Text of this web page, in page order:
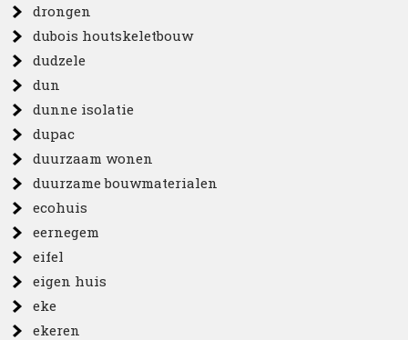
drongen
dubois houtskeletbouw
dudzele
dun
dunne isolatie
dupac
duurzaam wonen
duurzame bouwmaterialen
ecohuis
eernegem
eifel
eigen huis
eke
ekeren